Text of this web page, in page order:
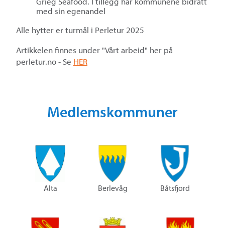
med sin egenandel
Alle hytter er turmål i Perletur 2025
Artikkelen finnes under "Vårt arbeid" her på
perletur.no - Se HER
Medlemskommuner
Alta Berlevåg Båtsfjord